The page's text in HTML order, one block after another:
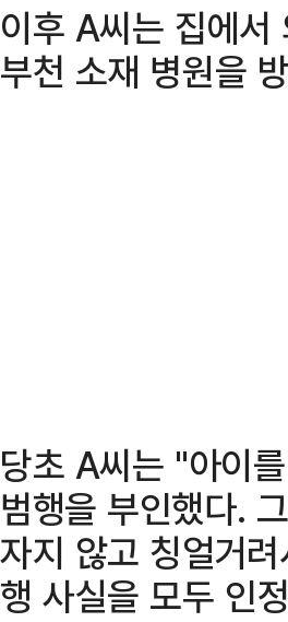
이후 A씨는 집에
부천 소재 병원을
당초 A씨는 "아이
범행을 부인했다.
자지 않고 칭얼거
행 사실을 모두 인